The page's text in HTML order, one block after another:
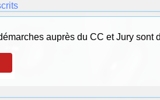
auprès du CC et Jury sont